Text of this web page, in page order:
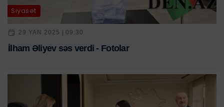
Siyasət
29 YAN 2025 | 09:30
İlham Əliyev səs verdi - Fotolar